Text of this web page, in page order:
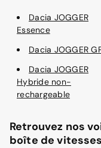
Dacia JOGGER
Essence
Dacia JOGGER
Dacia JOGGER
Hybride non-
rechargeable
Retrouvez nos
boîte de